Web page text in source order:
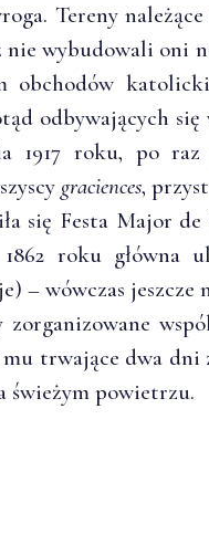
Tereny
wybudowali oni
odbywających
1917 roku, po
graciences,
się Festa Major
roku główna
– wówczas jeszcze
trwające dwa
świeżym powietrzu.